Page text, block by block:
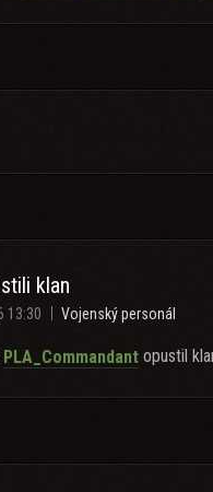
klan
13:30 Vojenský personál
PLA_Commandant opustil